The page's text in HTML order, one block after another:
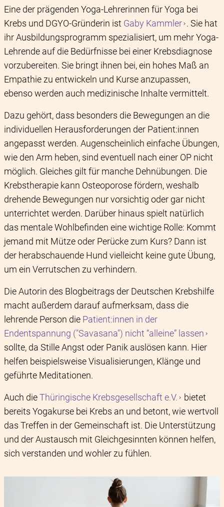
Eine der prägenden Yoga-Lehrerinnen für Yoga bei
Krebs und DGYO-Gründerin ist Gaby Kammler . Sie hat
ihr Ausbildungsprogramm spezialisiert, um mehr Yoga-
Lehrende auf die Bedürfnisse bei einer Krebsdiagnose
vorzubereiten. Sie bringt ihnen bei, ein hohes Maß an
Empathie zu entwickeln und Kurse anzupassen,
ebenso werden auch medizinische Inhalte vermittelt.
Dazu gehört, dass besonders die Bewegungen an die
individuellen Herausforderungen der Patient:innen
angepasst werden. Augenscheinlich einfache Übungen,
wie den Arm heben, sind eventuell nach einer OP nicht
möglich. Gleiches gilt für manche Dehnübungen. Die
Krebstherapie kann Osteoporose fördern, weshalb
drehende Bewegungen nur vorsichtig oder gar nicht
unterrichtet werden. Darüber hinaus spielt natürlich
das mentale Wohlbefinden eine wichtige Rolle: Kommt
jemand mit Mütze oder Perücke zum Kurs? Dann ist
der herabschauende Hund vielleicht keine gute Übung,
um ein Verrutschen zu verhindern.
Die Autorin des Blogbeitrags der Deutschen Krebshilfe
macht außerdem darauf aufmerksam, dass die
lehrende Person die Patient:innen in der
Endentspannung ("Savasana") nicht “alleine” lassen
sollte, da Stille Angst oder Panik auslösen kann. Hier
helfen beispielsweise Visualisierungen, Klänge und
geführte Meditationen.
Auch dieThüringische Krebsgesellschaft e.V.
bietet
bereits Yogakurse bei Krebs an und betont, wie wertvoll
das Treffen in der Gemeinschaft ist. Die Unterstützung
und der Austausch mit Gleichgesinnten können helfen,
sich verstanden und wohler zu fühlen.